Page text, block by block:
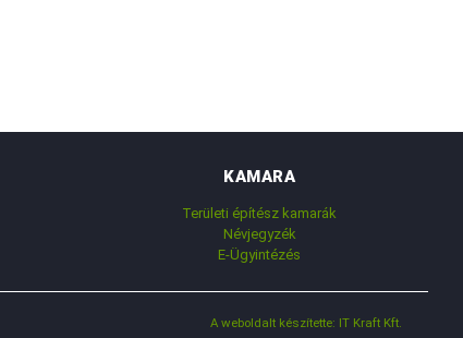
KAMARA
Területi építész kamarák
Névjegyzék
E-Ügyintézés
A weboldalt készítette: IT Kraft Kft.